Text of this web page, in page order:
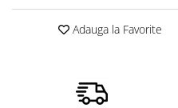
Adauga la Favorite